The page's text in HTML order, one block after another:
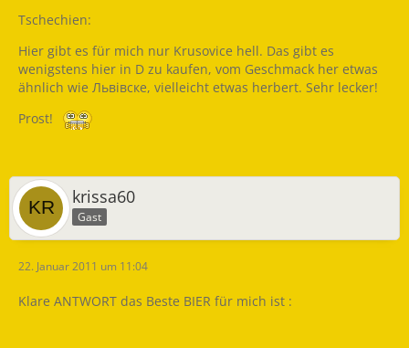
Tschechien:
Hier gibt es für mich nur Krusovice hell. Das gibt es
wenigstens hier in D zu kaufen, vom Geschmack her etwas
ähnlich wie Львівске, vielleicht etwas herbert. Sehr lecker!
Prost!
krissa60
Gast
22. Januar 2011 um 11:04
Klare ANTWORT das Beste BIER für mich ist :